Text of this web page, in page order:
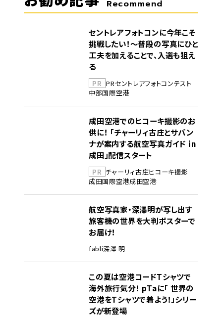
Recommend
セントレアフォトコンに今年こそ
挑戦したい！～普段の写真にひと
工夫を加えることで、入選も狙え
る
PR PRセントレアフォトコンテスト
中部国際空港
成田空港でのヒコーキ撮影のお
供に！ 「チャーリィ古庄とサバン
ナが案内する航空写真ガイド in
成田」配信スタート
PR チャーリィ古庄ヒコーキ撮影
成田国際空港成田空港
航空写真家・深澤明が写し出す
旅客機の世界を大判ポスターで
お届け！
fabli深澤 明
この夏は空港コードTシャツで
海外旅行気分！ pTaに「 世界の
空港をTシャツで着よう！」シリー
ズが新登場